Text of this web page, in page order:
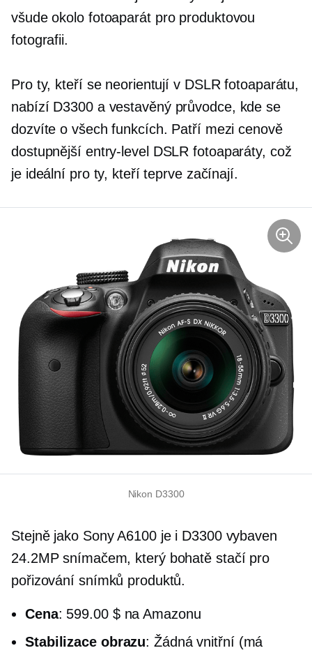
všude okolofotoaparát pro produktovou
fotografii.
Pro ty, kteří se neorientují v DSLR fotoaparátu,
nabízí D3300 a vestavěnýprůvodce, kde se
dozvíte o všech funkcích. Patří mezi cenově
dostupnější entry-level DSLR fotoaparáty, což
je ideální pro ty, kteří teprve začínají.
Nikon D3300
Stejně jako Sony A6100 je i D3300 vybaven
24.2MP snímačem, který bohatě stačí pro
pořizování snímků produktů.
Cena: 599.00 $ na Amazonu
Stabilizace obrazu: Žádná vnitřní (má